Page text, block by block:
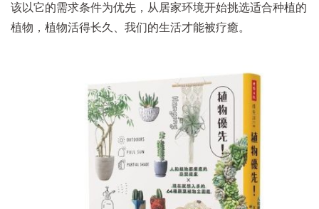
该以它的需求条件为优先，从居家环境开始挑选适合种植的
植物，植物活得长久、我们的生活才能被疗癒。